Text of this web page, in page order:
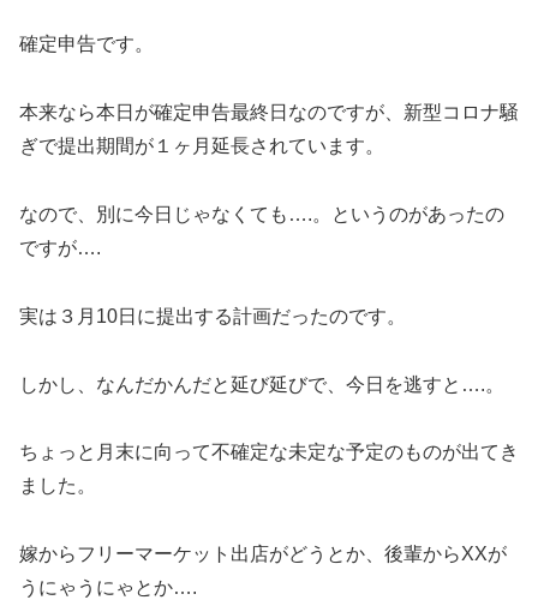
確定申告です。
本来なら本日が確定申告最終日なのですが、新型コロナ騒
ぎで提出期間が１ヶ月延長されています。
なので、別に今日じゃなくても….。というのがあったの
ですが….
実は３月10日に提出する計画だったのです。
しかし、なんだかんだと延び延びで、今日を逃すと….。
ちょっと月末に向って不確定な未定な予定のものが出てき
ました。
嫁からフリーマーケット出店がどうとか、後輩からXXが
うにゃうにゃとか….